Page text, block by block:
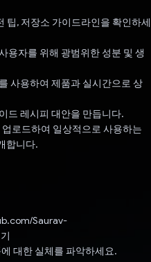
팁, 저장소 가이드라인을 확인하세
용자를 위해 광범위한 성분 및 생
사용하여 제품과 실시간으로 상
드 레시피 대안을 만듭니다.
로드하여 일상적으로 사용하는
합니다.
Saurav-
대한 실체를 파악하세요.